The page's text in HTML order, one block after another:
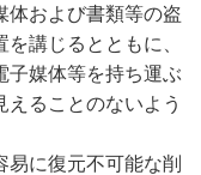
および書類等の盗
講じるとともに、
子媒体等を持ち運ぶ
ることのないよう
に復元不可能な削